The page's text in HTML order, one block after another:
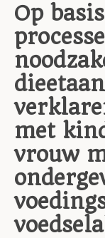
Op
met
vrouw